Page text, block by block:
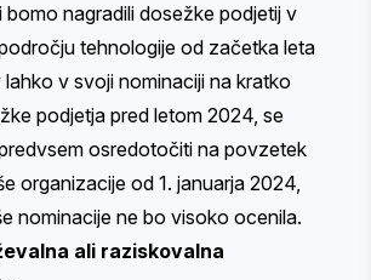
bomo nagradili dosežke podjetij v
tehnologije od začetka leta
v svoji nominaciji na kratko
podjetja pred letom 2024, se
osredotočiti na povzetek
organizacije od 1. januarja 2024,
nominacije ne bo visoko ocenila.
ali raziskovalna